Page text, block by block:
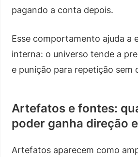
pagando a conta depois.
Esse comportamento ajuda a
interna: o universo tende a
e punição para repetição sem
Artefatos e fontes:
poder ganha direção
Artefatos aparecem como